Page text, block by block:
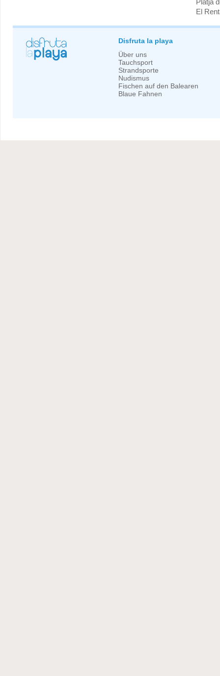
Platja
El
Disfruta la playa
Über uns
Tauchsport
Strandsporte
Nudismus
Fischen auf den Balearen
Blaue Fahnen